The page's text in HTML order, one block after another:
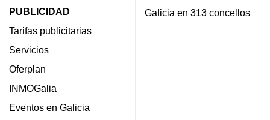
PUBLICIDAD
Tarifas publicitarias
Servicios
Oferplan
INMOGalia
Eventos en Galicia
Galicia en 313 concellos